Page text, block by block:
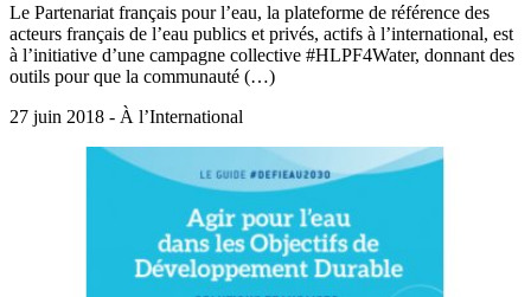
Le Partenariat français pour l’eau, la plateforme de référence des
acteurs français de l’eau publics et privés, actifs à l’international, est
à l’initiative d’une campagne collective #HLPF4Water, donnant des
outils pour que la communauté (…)
27 juin 2018 - À l’International